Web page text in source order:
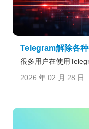
Telegram解除各
很多用户在使用
2026 年 02 月 28 日